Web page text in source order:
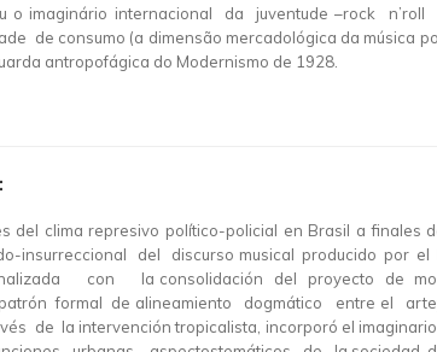
o imaginário internacional da juventude –rock
de consumo (a dimensão mercadológica da
antropofágica do Modernismo de 1928.
del clima represivo político-policial en Brasil a finales
insurreccional del discurso musical producido
con la consolidación del proyecto de
formal de alineamiento dogmático entre el
de la intervención tropicalista, incorporó el